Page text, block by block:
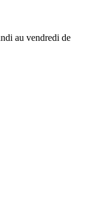
au vendredi de